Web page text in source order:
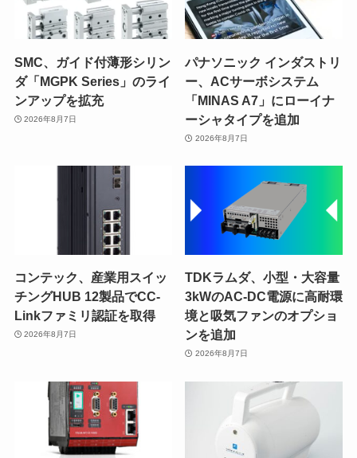
SMC、ガイド付薄形シリン
ダ「MGPK Series」のライ
ンアップを拡充
2026年8月7日
パナソニック インダストリ
ー、ACサーボシステム
「MINAS A7」にローイナ
ーシャタイプを追加
2026年8月7日
コンテック、産業用スイッ
チングHUB 12製品でCC-
Linkファミリ認証を取得
2026年8月7日
TDKラムダ、小型・大容量
3kWのAC-DC電源に高耐環
境と吸気ファンのオプショ
ンを追加
2026年8月7日